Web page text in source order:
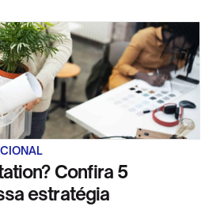
Confira 5
estratégia